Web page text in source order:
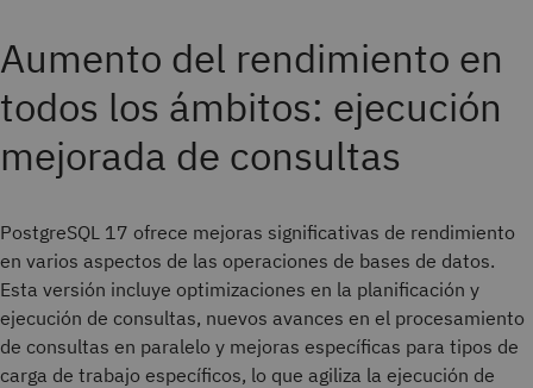
Aumento del rendimiento en
todos los ámbitos: ejecución
mejorada de consultas
PostgreSQL 17 ofrece mejoras significativas de rendimiento
en varios aspectos de las operaciones de bases de datos.
Esta versión incluye optimizaciones en la planificación y
ejecución de consultas, nuevos avances en el procesamiento
de consultas en paralelo y mejoras específicas para tipos de
carga de trabajo específicos, lo que agiliza la ejecución de